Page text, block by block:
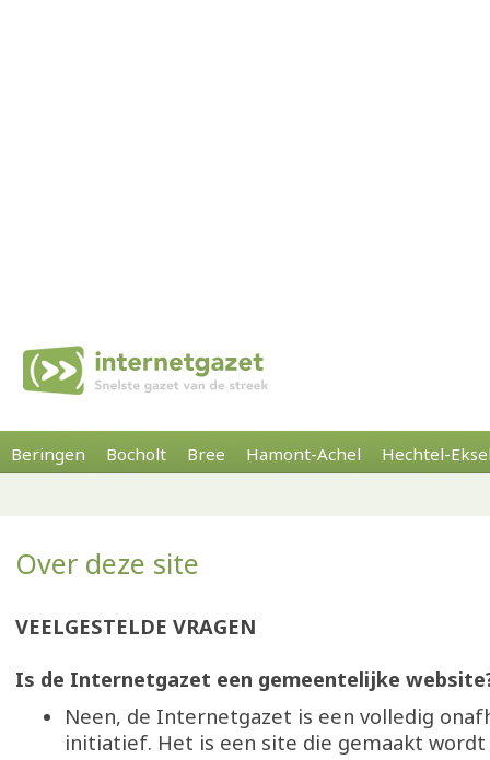
Beringen Bocholt Bree Hamont-Achel Hechtel-
Over deze site
VEELGESTELDE VRAGEN
Is de Internetgazet een gemeentelijke
Neen, de Internetgazet is een volledig
initiatief. Het is een site die gemaakt